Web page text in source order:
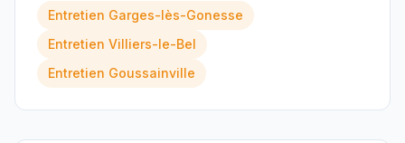
Entretien Garges-lès-Gonesse
Entretien Villiers-le-Bel
Entretien Goussainville